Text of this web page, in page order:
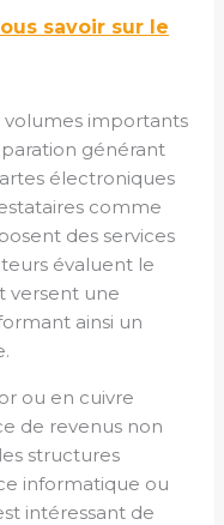
savoir sur le
volumes importants
générant
électroniques
comme
des services
évaluent le
versent une
ainsi un
ou en cuivre
de revenus non
structures
informatique ou
intéressant de